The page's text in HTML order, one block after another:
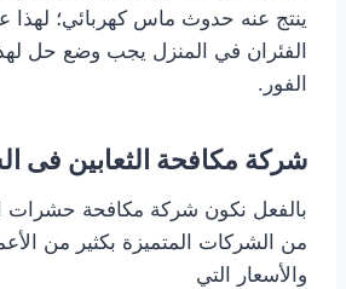
ينتج عنه حدوث ماس كهربائي؛ لهذا
الفئران في المنزل يجب وضع حل
الفور.
شركة مكافحة الثعابين فى
بالفعل نكون شركة مكافحة حشرات
من الشركات المتميزة بكثير من
والأسعار التي